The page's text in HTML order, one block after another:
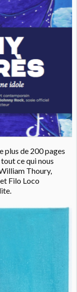
plus de 200 pages
ce qui nous
Thoury,
Filo Loco